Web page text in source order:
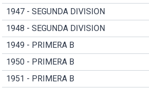
1947 - SEGUNDA DIVISION
1948 - SEGUNDA DIVISION
1949 - PRIMERA B
1950 - PRIMERA B
1951 - PRIMERA B